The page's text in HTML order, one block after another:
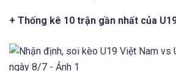
+ Thống kê 10 trận gần nhất của